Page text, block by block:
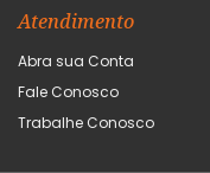
Atendimento
Abra sua Conta
Fale Conosco
Trabalhe Conosco